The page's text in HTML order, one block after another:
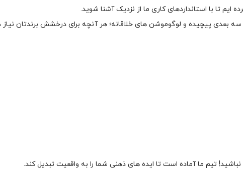
ایم تا با استانداردهای کاری ما از نزدیک آشنا شوید.
بعدی پیچیده و لوگوموشن های خلاقانه؛ هر آنچه برای درخشش برندتان نیاز
تیم ما آماده است تا ایده های ذهنی شما را به واقعیت تبدیل کند.